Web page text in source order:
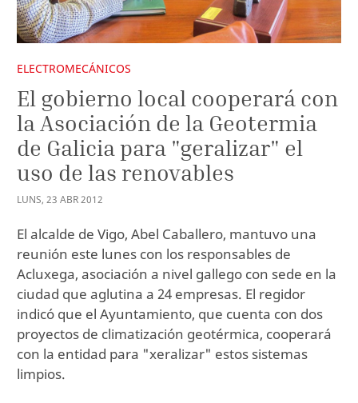
ELECTROMECÁNICOS
El gobierno local cooperará con
la Asociación de la Geotermia
de Galicia para "geralizar" el
uso de las renovables
LUNS, 23 ABR2012
El alcalde de Vigo, Abel Caballero, mantuvo una
reunión este lunes con los responsables de
Acluxega, asociación a nivel gallego con sede en la
ciudad que aglutina a 24 empresas. El regidor
indicó que el Ayuntamiento, que cuenta con dos
proyectos de climatización geotérmica, cooperará
con la entidad para "xeralizar" estos sistemas
limpios.